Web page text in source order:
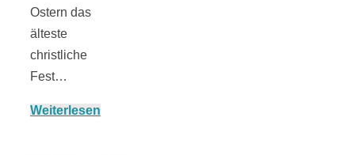
Ostern das
älteste
christliche
Fest…
Weiterlesen